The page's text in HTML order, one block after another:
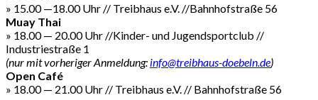
» 15.00 —18.00 Uhr // Treibhaus e.V. //Bahnhofstraße 56
Muay Thai
» 18.00 — 20.00 Uhr //Kinder- und Jugendsportclub //
Industriestraße 1
(nur mit vorheriger Anmeldung: info@treibhaus-doebeln.de)
Open Café
» 18.00 — 21.00 Uhr // Treibhaus e.V. // Bahnhofstraße 56